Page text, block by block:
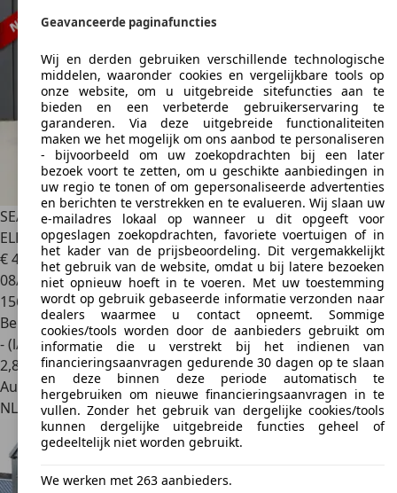
SEAT Altea1.2 TSI Ecomotive COPA | CRUISE | AIRCO |
ELEK.RAM
€ 4.999
08/2012
156.471 km
Benzine
- (l/100 km)
2,8
Autobedrijf
NL 2163 HC Lisse
Geavanceerde paginafuncties
Wij en derden gebruiken verschillende technologische
middelen, waaronder cookies en vergelijkbare tools op
onze website, om u uitgebreide sitefuncties aan te
bieden en een verbeterde gebruikerservaring te
garanderen. Via deze uitgebreide functionaliteiten
maken we het mogelijk om ons aanbod te personaliseren
- bijvoorbeeld om uw zoekopdrachten bij een later
bezoek voort te zetten, om u geschikte aanbiedingen in
uw regio te tonen of om gepersonaliseerde advertenties
en berichten te verstrekken en te evalueren. Wij slaan uw
e-mailadres lokaal op wanneer u dit opgeeft voor
opgeslagen zoekopdrachten, favoriete voertuigen of in
het kader van de prijsbeoordeling. Dit vergemakkelijkt
het gebruik van de website, omdat u bij latere bezoeken
niet opnieuw hoeft in te voeren. Met uw toestemming
wordt op gebruik gebaseerde informatie verzonden naar
dealers waarmee u contact opneemt. Sommige
cookies/tools worden door de aanbieders gebruikt om
informatie die u verstrekt bij het indienen van
financieringsaanvragen gedurende 30 dagen op te slaan
en deze binnen deze periode automatisch te
hergebruiken om nieuwe financieringsaanvragen in te
vullen. Zonder het gebruik van dergelijke cookies/tools
kunnen dergelijke uitgebreide functies geheel of
gedeeltelijk niet worden gebruikt.
We werken met 263 aanbieders.